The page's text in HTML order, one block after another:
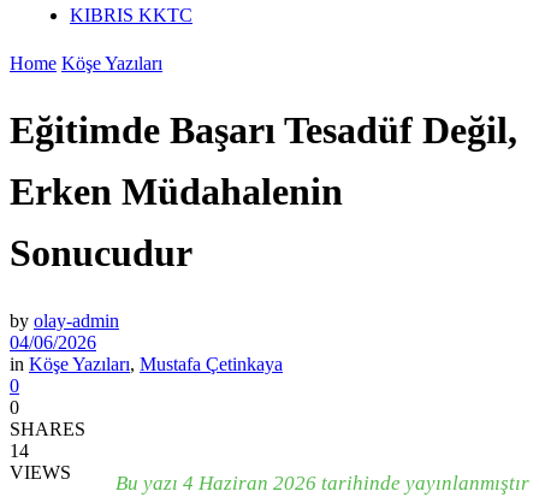
KIBRIS KKTC
Home Köşe Yazıları
Eğitimde Başarı Tesadüf Değil,
Erken Müdahalenin
Sonucudur
by olay-admin
04/06/2026
in Köşe Yazıları, Mustafa Çetinkaya
0
0
SHARES
14
VIEWS
Bu yazı 4 Haziran 2026 tarihinde yayınlanmıştır